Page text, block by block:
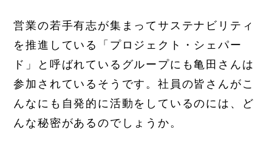
営業の若手有志が集まってサステナビリティ
を推進している「プロジェクト・シェパー
ド」と呼ばれているグループにも亀田さんは
参加されているそうです。社員の皆さんがこ
んなにも自発的に活動をしているのには、ど
んな秘密があるのでしょうか。